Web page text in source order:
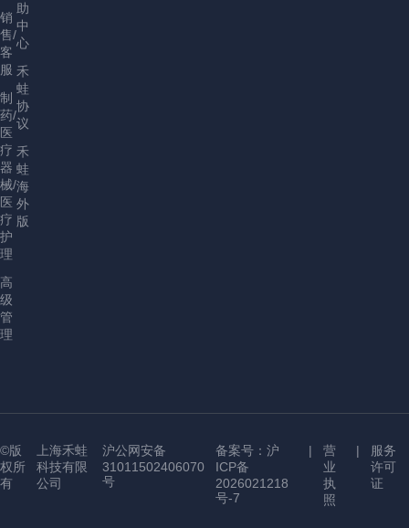
销
售/
客
服
制
药/
医
疗
器
械/
医
疗
护
理
高
级
管
理
助
中
心
禾
蛙
协
议
禾
蛙
海
外
版
©版
权所
有
上海禾蛙
科技有限
公司
沪公网安备
31011502406070
号
备案号：沪
ICP备
2026021218
号-7
|
营
业
执
照
|
服务
许可
证